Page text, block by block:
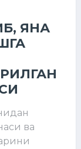
ЯНА
ва